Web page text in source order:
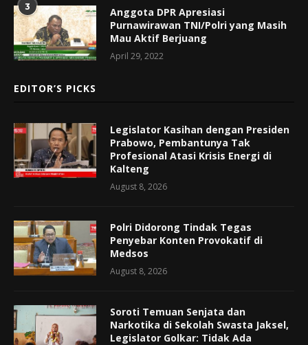
3
Anggota DPR Apresiasi
Purnawirawan TNI/Polri yang Masih
Mau Aktif Berjuang
April 29, 2022
EDITOR’S PICKS
Legislator Kasihan dengan Presiden
Prabowo, Pembantunya Tak
Profesional Atasi Krisis Energi di
Kalteng
August 8, 2026
Polri Didorong Tindak Tegas
Penyebar Konten Provokatif di
Medsos
August 8, 2026
Soroti Temuan Senjata dan
Narkotika di Sekolah Swasta Jaksel,
Legislator Golkar: Tidak Ada